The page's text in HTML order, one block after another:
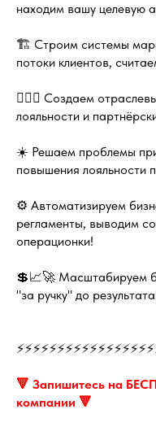
находим вашу целевую
🏗️ Строим системы
потоки клиентов,
👩‍❤️‍👨 Создаем
лояльности и
☀️ Решаем проблемы
повышения лояльности
⚙️ Автоматизируем
регламенты, выводим
операционки!
💲📈🚀 Масштабируем
"за ручку" до
🔻 Запишитесь на
компании 🔻